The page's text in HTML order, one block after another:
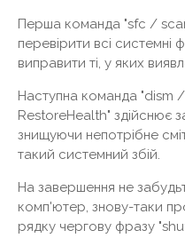
Перша команда "sfc /
перевірити всі
виправити ті, у яких
Наступна команда
RestoreHealth" здійснює
знищуючи непотрібне
такий системний збій.
На завершення не
комп'ютер, знову-таки
рядку чергову фразу